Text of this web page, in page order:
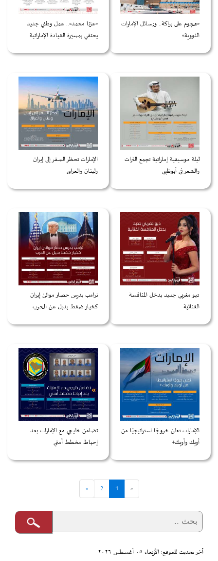
«هجوم على براكة.. ورسائل الإمارات
النووية»
«عزنا محمد».. عمل وطني جديد
يحتفي بمسيرة القيادة الإماراتية
ليلة موسيقية إماراتية تجمع التراث
والشعر في أبوظبي
الإمارات تحظر السفر إلى إيران
ولبنان والعراق
ديو مغربي جديد يدخل المنافسة
الغنائية
ترامب يدرس حصار موانئ إيران
كخيار ضغط بديل عن الحرب
الإمارات تعلن خروجًا استراتيجيًا من
أوبك وأوبك+
تضامن خليجي مع الإمارات بعد
إحباط مخطط أمني
«
1
2
»
آخر تحديث للموقع: الأربعاء ٠٥ أغسطس ٢٠٢٦